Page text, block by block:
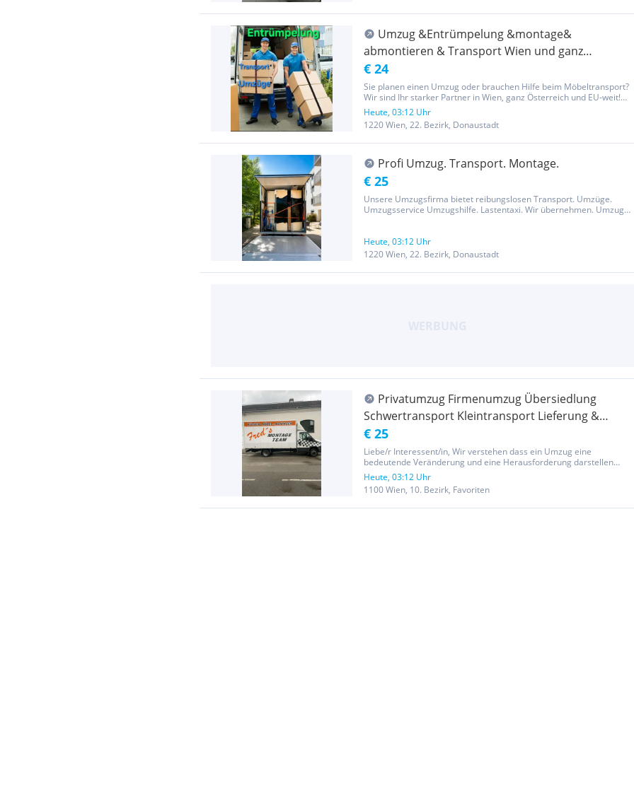
Umzug &Entrümpelung &montage&
abmontieren & Transport Wien und ganz
Österreich- Umzug
€ 24
Sie planen einen Umzug oder brauchen Hilfe beim Möbeltransport?
Wir sind Ihr starker Partner in Wien, ganz Österreich und EU-weit!
Kontakt: 0.6.70.60.86.238 Schnell – Flexibel – Günstig! Unsere
Leistungen: Umzüge für Privat & Gewerbe Möbeltransporte...
Heute, 03:12 Uhr
1220 Wien, 22. Bezirk, Donaustadt
Profi Umzug. Transport. Montage.
€ 25
Unsere Umzugsfirma bietet reibungslosen Transport. Umzüge.
Umzugsservice Umzugshilfe. Lastentaxi. Wir übernehmen. Umzug.
Einrichtung durch...
Heute, 03:12 Uhr
1220 Wien, 22. Bezirk, Donaustadt
Privatumzug Firmenumzug Übersiedlung
Schwertransport Kleintransport Lieferung &
Lieferservice Möbeltransport Übersiedlung
€ 25
Liebe/r Interessent/in, Wir verstehen dass ein Umzug eine
bedeutende Veränderung und eine Herausforderung darstellen
kann. Deshalb sind wir hier, um Ihnen zu versichern, dass Ihr
bevorstehender Umzug in sicheren Händen liegt. Unsere
engagierten Teams...
Heute, 03:12 Uhr
1100 Wien, 10. Bezirk, Favoriten